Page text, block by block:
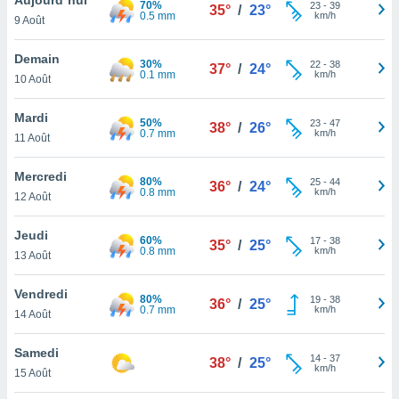
et
»,
au
vous
qu'ils
ou
le
ainsi
un
la
du
9 Août
70%
0.5 mm
35° / 23° 23- 39
km/h
Demain
10 Août
30%
0.1 mm
37° / 24° 22- 38
km/h
Mardi
11 Août
50%
0.7 mm
38° / 26° 23- 47
km/h
Mercredi
12 Août
80%
0.8 mm
36° / 24° 25- 44
km/h
Jeudi
13 Août
60%
0.8 mm
35° / 25° 17- 38
km/h
Vendredi
14 Août
80%
0.7 mm
36° / 25° 19- 38
km/h
Samedi
15 Août
38° / 25° 14- 37
km/h